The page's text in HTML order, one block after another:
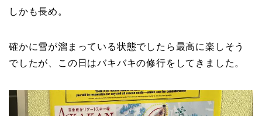
しかも長め。
確かに雪が溜まっている状態でしたら最高に楽しそう
でしたが、この日はバキバキの修行をしてきました。